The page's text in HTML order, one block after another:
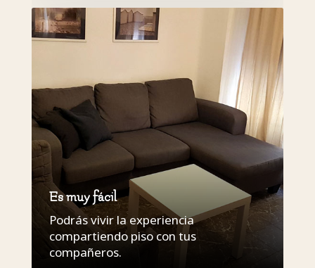
Es muy fácil
Podrás vivir la experiencia
compartiendo piso con tus
compañeros.